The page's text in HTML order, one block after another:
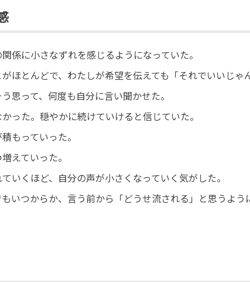
係に小さなずれを感じるようになっていた。
ほとんどで、わたしが希望を伝えても「それでいいじゃ
思って、何度も自分に言い聞かせた。
った。穏やかに続けていけると信じていた。
もっていった。
えていった。
いくほど、自分の声が小さくなっていく気がした。
いつからか、言う前から「どうせ流される」と思うよう